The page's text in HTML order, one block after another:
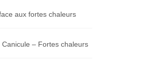
aux fortes chaleurs
Canicule – Fortes chaleurs